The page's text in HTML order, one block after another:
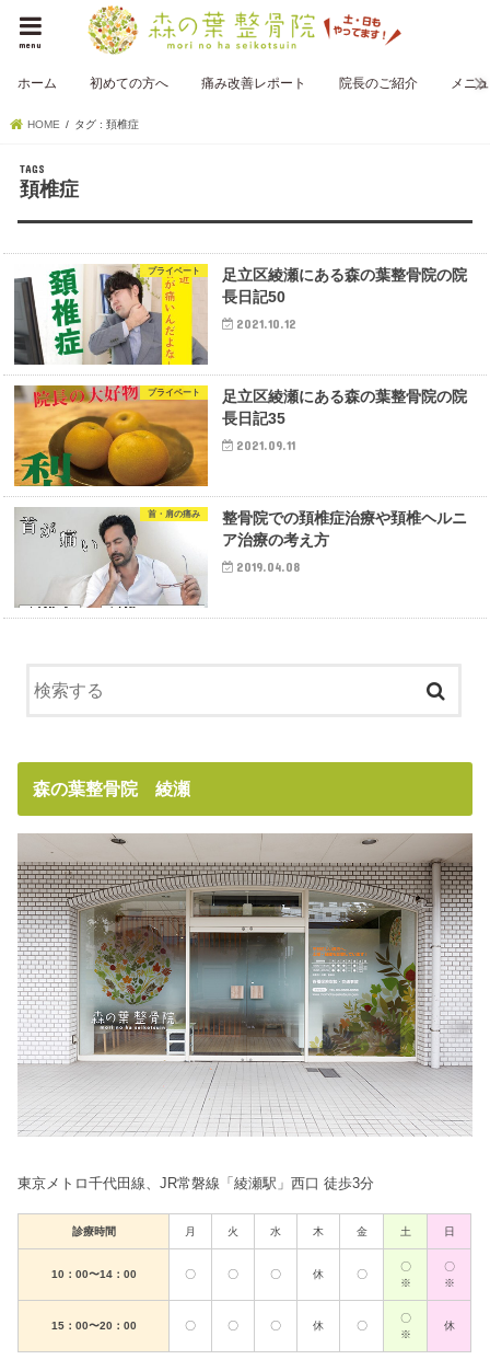
menu
ホーム 初めての方へ 痛み改善レポート 院長のご紹介 メニ
HOME タグ : 頚椎症
頚椎症
プライベート
足立区綾瀬にある森の葉整骨院の院
長日記50
2021.10.12
プライベート
足立区綾瀬にある森の葉整骨院の院
長日記35
2021.09.11
首・肩の痛み
整骨院での頚椎症治療や頚椎ヘルニ
ア治療の考え方
2019.04.08
森の葉整骨院 綾瀬
東京メトロ千代田線、JR常磐線「綾瀬駅」西口 徒歩3分
診療時間 月 火 水 木 金 土 日
10：00〜14：00 〇 〇 〇 休 〇
〇
※
〇
※
15：00〜20：00 〇 〇 〇 休 〇
〇
※
休